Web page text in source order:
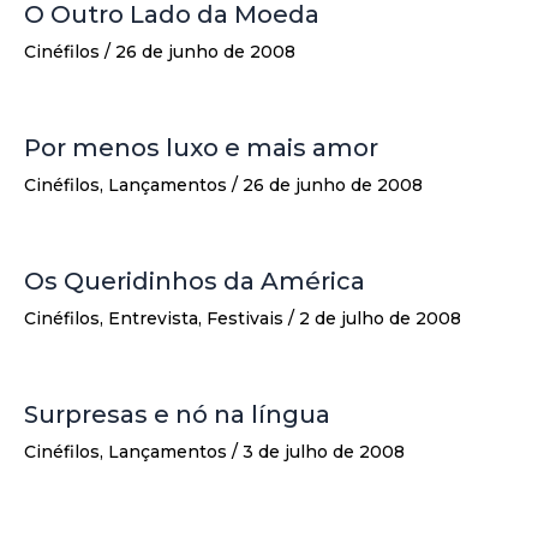
O Outro Lado da Moeda
Cinéfilos / 26 de junho de 2008
Por menos luxo e mais amor
Cinéfilos, Lançamentos / 26 de junho de 2008
Os Queridinhos da América
Cinéfilos, Entrevista, Festivais / 2 de julho de 2008
Surpresas e nó na língua
Cinéfilos, Lançamentos / 3 de julho de 2008